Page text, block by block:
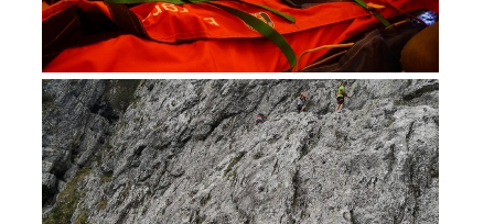
Mountain Rescue